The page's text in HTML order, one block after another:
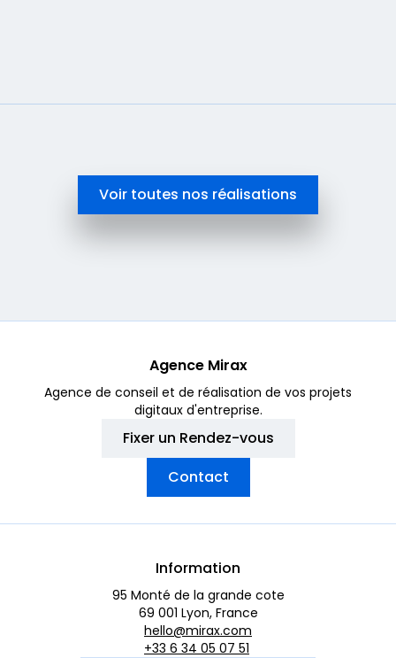
Voir toutes nos réalisations
Agence Mirax
Agence de conseil et de réalisation de vos projets
digitaux d'entreprise.
Fixer un Rendez-vous
Contact
Information
95 Monté de la grande cote
69 001 Lyon, France
hello@mirax.com
+33 6 34 05 07 51